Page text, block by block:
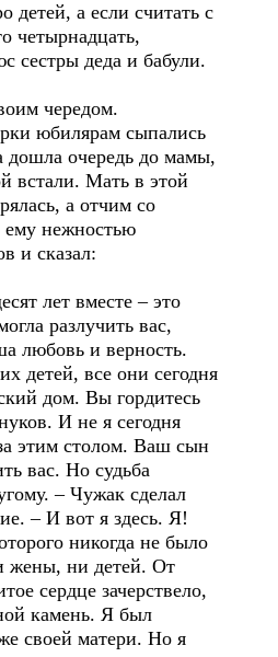
детей, а если считать с
четырнадцать,
сестры деда и бабули.
чередом.
юбилярам сыпались
дошла очередь до мамы,
встали. Мать в этой
а отчим со
ему нежностью
и сказал:
лет вместе – это
разлучить вас,
любовь и верность.
детей, все они сегодня
дом. Вы гордитесь
И не я сегодня
этим столом. Ваш сын
вас. Но судьба
– Чужак сделал
– И вот я здесь. Я!
никогда не было
жены, ни детей. От
сердце зачерствело,
камень. Я был
своей матери. Но я